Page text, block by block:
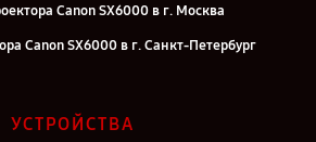
Canon SX6000 в г. Москва
Canon SX6000 в г. Санкт-Петербург
УСТРОЙСТВА